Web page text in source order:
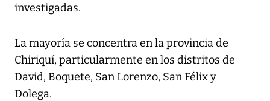
investigadas.
La mayoría se concentra en la provincia de
Chiriquí, particularmente en los distritos de
David, Boquete, San Lorenzo, San Félix y
Dolega.